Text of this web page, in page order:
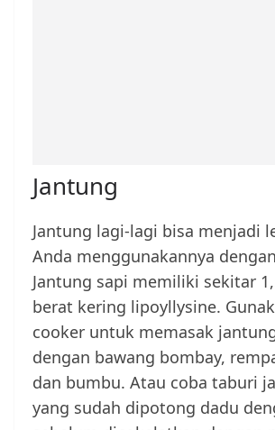
Jantung
Jantung lagi-lagi bisa menjadi
Anda menggunakannya
Jantung sapi memiliki sekitar
berat kering lipoyllysine.
cooker untuk memasak
dengan bawang bombay,
dan bumbu. Atau coba taburi
yang sudah dipotong dadu